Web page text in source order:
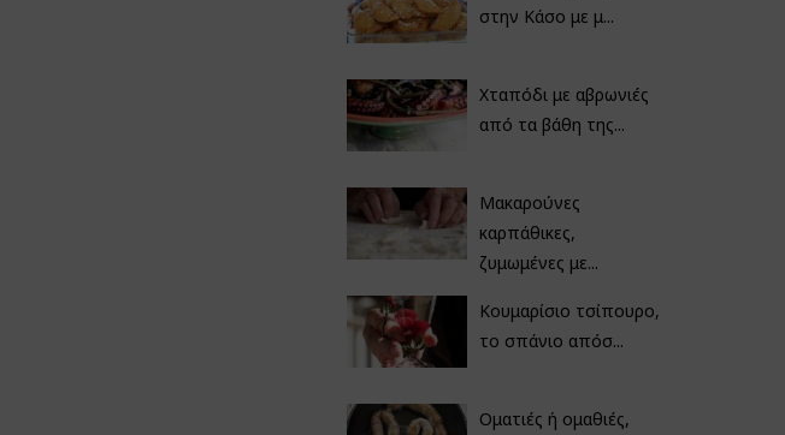
στην Κάσο με μ...
Χταπόδι με αβρωνιές
από τα βάθη της...
Μακαρούνες
καρπάθικες,
ζυμωμένες με...
Κουμαρίσιο τσίπουρο,
το σπάνιο απόσ...
Οματιές ή ομαθιές,